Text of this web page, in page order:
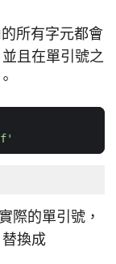
所有字元都會
且在單引號之
際的單引號，
替換成